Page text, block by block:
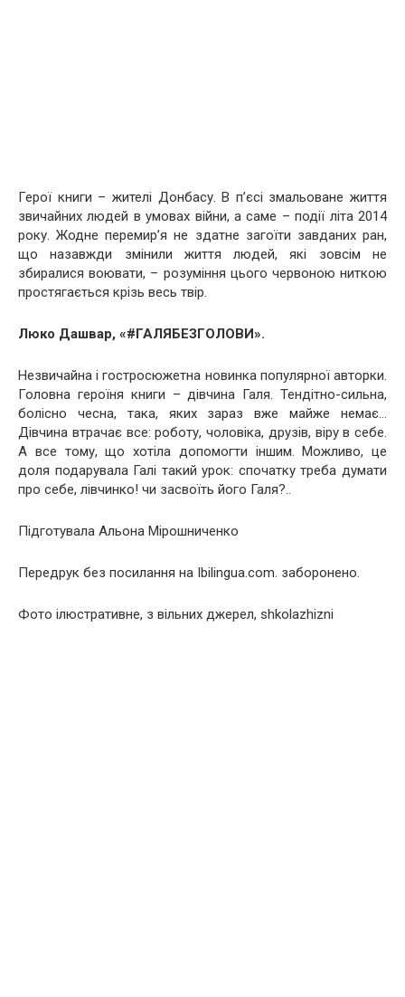
Герої книги – жителі Донбасу. В п’єсі змальоване життя
звичайних людей в умовах війни, а саме – події літа 2014
року. Жодне перемир’я не здатне загоїти завданих ран,
що назавжди змінили життя людей, які зовсім не
збиралися воювати, – розуміння цього червоною ниткою
простягається крізь весь твір.
Люко Дашвар, «#ГАЛЯБЕЗГОЛОВИ».
Незвичайна і гостросюжетна новинка популярної авторки.
Головна героїня книги – дівчина Галя. Тендітно-сильна,
болісно чесна, така, яких зараз вже майже немає…
Дівчина втрачає все: роботу, чоловіка, друзів, віру в себе.
А все тому, що хотіла допомогти іншим. Можливо, це
доля подарувала Галі такий урок: спочатку треба думати
про себе, лівчинко! чи засвоїть його Галя?..
Підготувала Альона Мірошниченко
Передрук без посилання на Ibilingua.com. заборонено.
Фото ілюстративне, з вільних джерел, shkolazhizni